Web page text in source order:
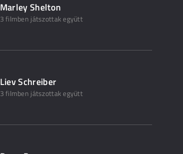
Marley Shelton
3 filmben játszottak együtt
Liev Schreiber
3 filmben játszottak együtt